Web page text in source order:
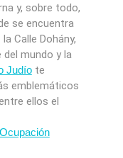
y, sobre todo,
se encuentra
Calle Dohány,
del mundo y la
Judíote
emblemáticos
ellos el